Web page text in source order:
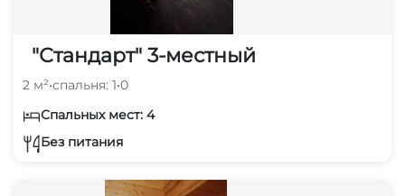
"Стандарт" 3-местный
2 м²•спальня: 1•0
Спальных мест: 4
Без питания